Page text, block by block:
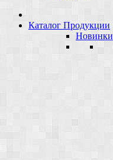
Каталог Продукции
Новинки